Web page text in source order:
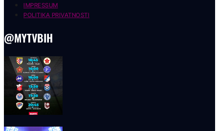
IMPRESSUM
POLITIKA PRIVATNOSTI
@MYTVBIH